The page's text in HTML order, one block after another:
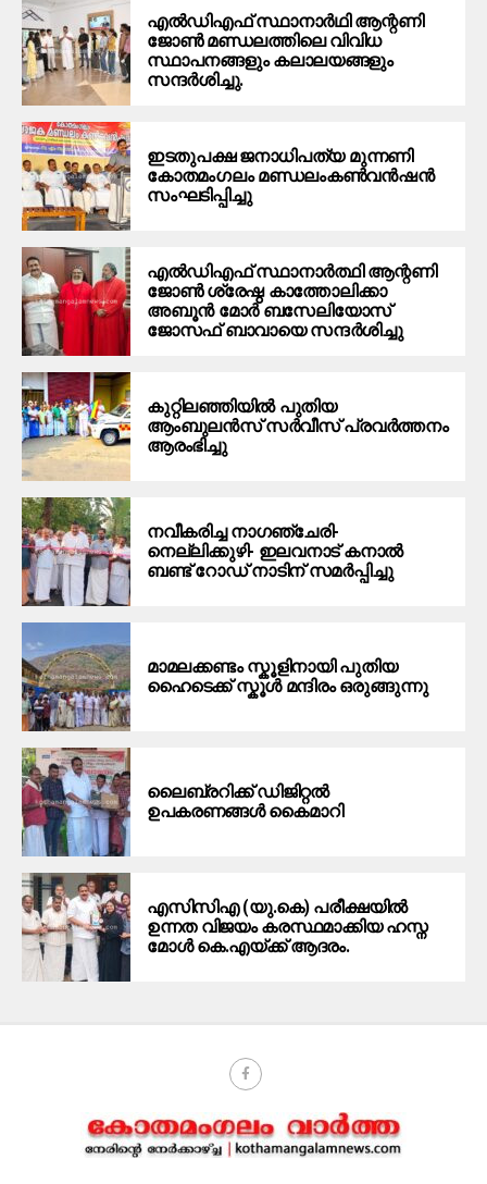
എൽഡിഎഫ് സ്ഥാനാർഥി ആന്റണി
ജോൺ മണ്ഡലത്തിലെ വിവിധ
സ്ഥാപനങ്ങളും കലാലയങ്ങളും
സന്ദർശിച്ചു.
ഇടതുപക്ഷ ജനാധിപത്യ മുന്നണി
കോതമംഗലം മണ്ഡലംകൺവൻഷൻ
സംഘടിപ്പിച്ചു
എൽഡിഎഫ് സ്ഥാനാർത്ഥി ആന്റണി
ജോൺ ശ്രേഷ്ഠ കാത്തോലിക്കാ
അബൂൻ മോർ ബസേലിയോസ്
ജോസഫ് ബാവായെ സന്ദർശിച്ചു
കുറ്റിലഞ്ഞിയിൽ പുതിയ
ആംബുലൻസ് സർവീസ് പ്രവർത്തനം
ആരംഭിച്ചു
നവീകരിച്ച നാഗഞ്ചേരി-
നെല്ലിക്കുഴി- ഇലവനാട് കനാൽ
ബണ്ട് റോഡ് നാടിന് സമർപ്പിച്ചു
മാമലക്കണ്ടം സ്കൂളിനായി പുതിയ
ഹൈടെക്ക് സ്കൂൾ മന്ദിരം ഒരുങ്ങുന്നു
ലൈബ്രറിക്ക് ഡിജിറ്റൽ
ഉപകരണങ്ങൾ കൈമാറി
എസിസിഎ (യു.കെ) പരീക്ഷയിൽ
ഉന്നത വിജയം കരസ്ഥമാക്കിയ ഹസ്ന
മോൾ കെ.എയ്ക്ക് ആദരം.